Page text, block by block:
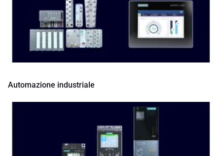
Automazione industriale